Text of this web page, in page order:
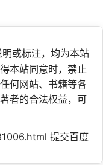
或标注，均为本站
本站同意时，禁止
何网站、书籍等各
者的合法权益，可
提交百度